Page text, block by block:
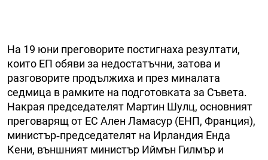
На 19 юни преговорите постигнаха резултати,
които ЕП обяви за недостатъчни, затова и
разговорите продължиха и през миналата
седмица в рамките на подготовката за Съвета.
Накрая председателят Мартин Шулц, основният
преговарящ от ЕС Ален Ламасур (ЕНП, Франция),
министър‑председателят на Ирландия Енда
Кени, външният министър Иймън Гилмър и